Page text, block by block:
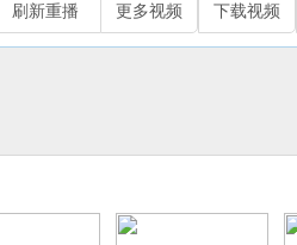
刷新重播 更多视频 下载视频